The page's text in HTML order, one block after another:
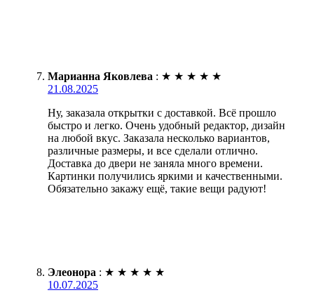
Марианна Яковлева : ★ ★ ★ ★ ★
21.08.2025
Ну, заказала открытки с доставкой. Всё прошло
быстро и легко. Очень удобный редактор, дизайн
на любой вкус. Заказала несколько вариантов,
различные размеры, и все сделали отлично.
Доставка до двери не заняла много времени.
Картинки получились яркими и качественными.
Обязательно закажу ещё, такие вещи радуют!
Элеонора : ★ ★ ★ ★ ★
10.07.2025